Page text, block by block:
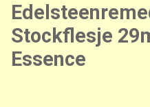
Stockflesje
Essence